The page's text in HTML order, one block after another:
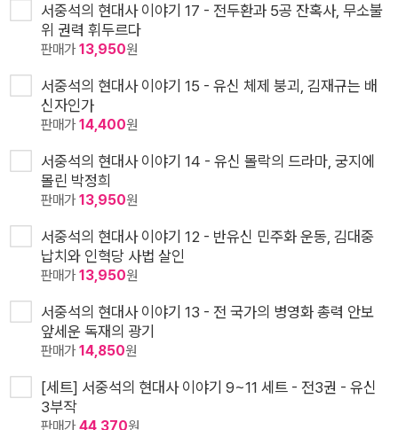
서중석의 현대사 이야기 17 - 전두환과 5공 잔혹사, 무소불
위 권력 휘두르다
판매가13,950원
서중석의 현대사 이야기 15 - 유신 체제 붕괴, 김재규는 배
신자인가
판매가14,400원
서중석의 현대사 이야기 14 - 유신 몰락의 드라마, 궁지에
몰린 박정희
판매가13,950원
서중석의 현대사 이야기 12 - 반유신 민주화 운동, 김대중
납치와 인혁당 사법 살인
판매가13,950원
서중석의 현대사 이야기 13 - 전 국가의 병영화 총력 안보
앞세운 독재의 광기
판매가14,850원
[세트] 서중석의 현대사 이야기 9~11 세트 - 전3권 - 유신
3부작
판매가44,370원